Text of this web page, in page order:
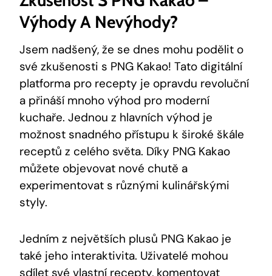
Výhody⁣ A Nevýhody?
Jsem nadšený, že ‍se‌ dnes ⁤mohu podělit o
své zkušenosti ​s⁤ PNG Kakao! ⁢Tato digitální
‌platforma pro ‌recepty je opravdu ⁢revoluční
⁣a přináší mnoho výhod pro ‍moderní
kuchaře. Jednou z⁤ hlavních výhod⁢ je
‌možnost⁤ snadného přístupu k široké⁤ škále
receptů ‍z ‍celého⁤ světa. Díky PNG Kakao
můžete ⁣objevovat nové chutě a⁤
experimentovat s různými kulinářskými ​
styly.
Jedním z největších plusů⁣ PNG Kakao je⁤
také jeho interaktivita. Uživatelé ⁣mohou
sdílet své vlastní recepty,‍ komentovat